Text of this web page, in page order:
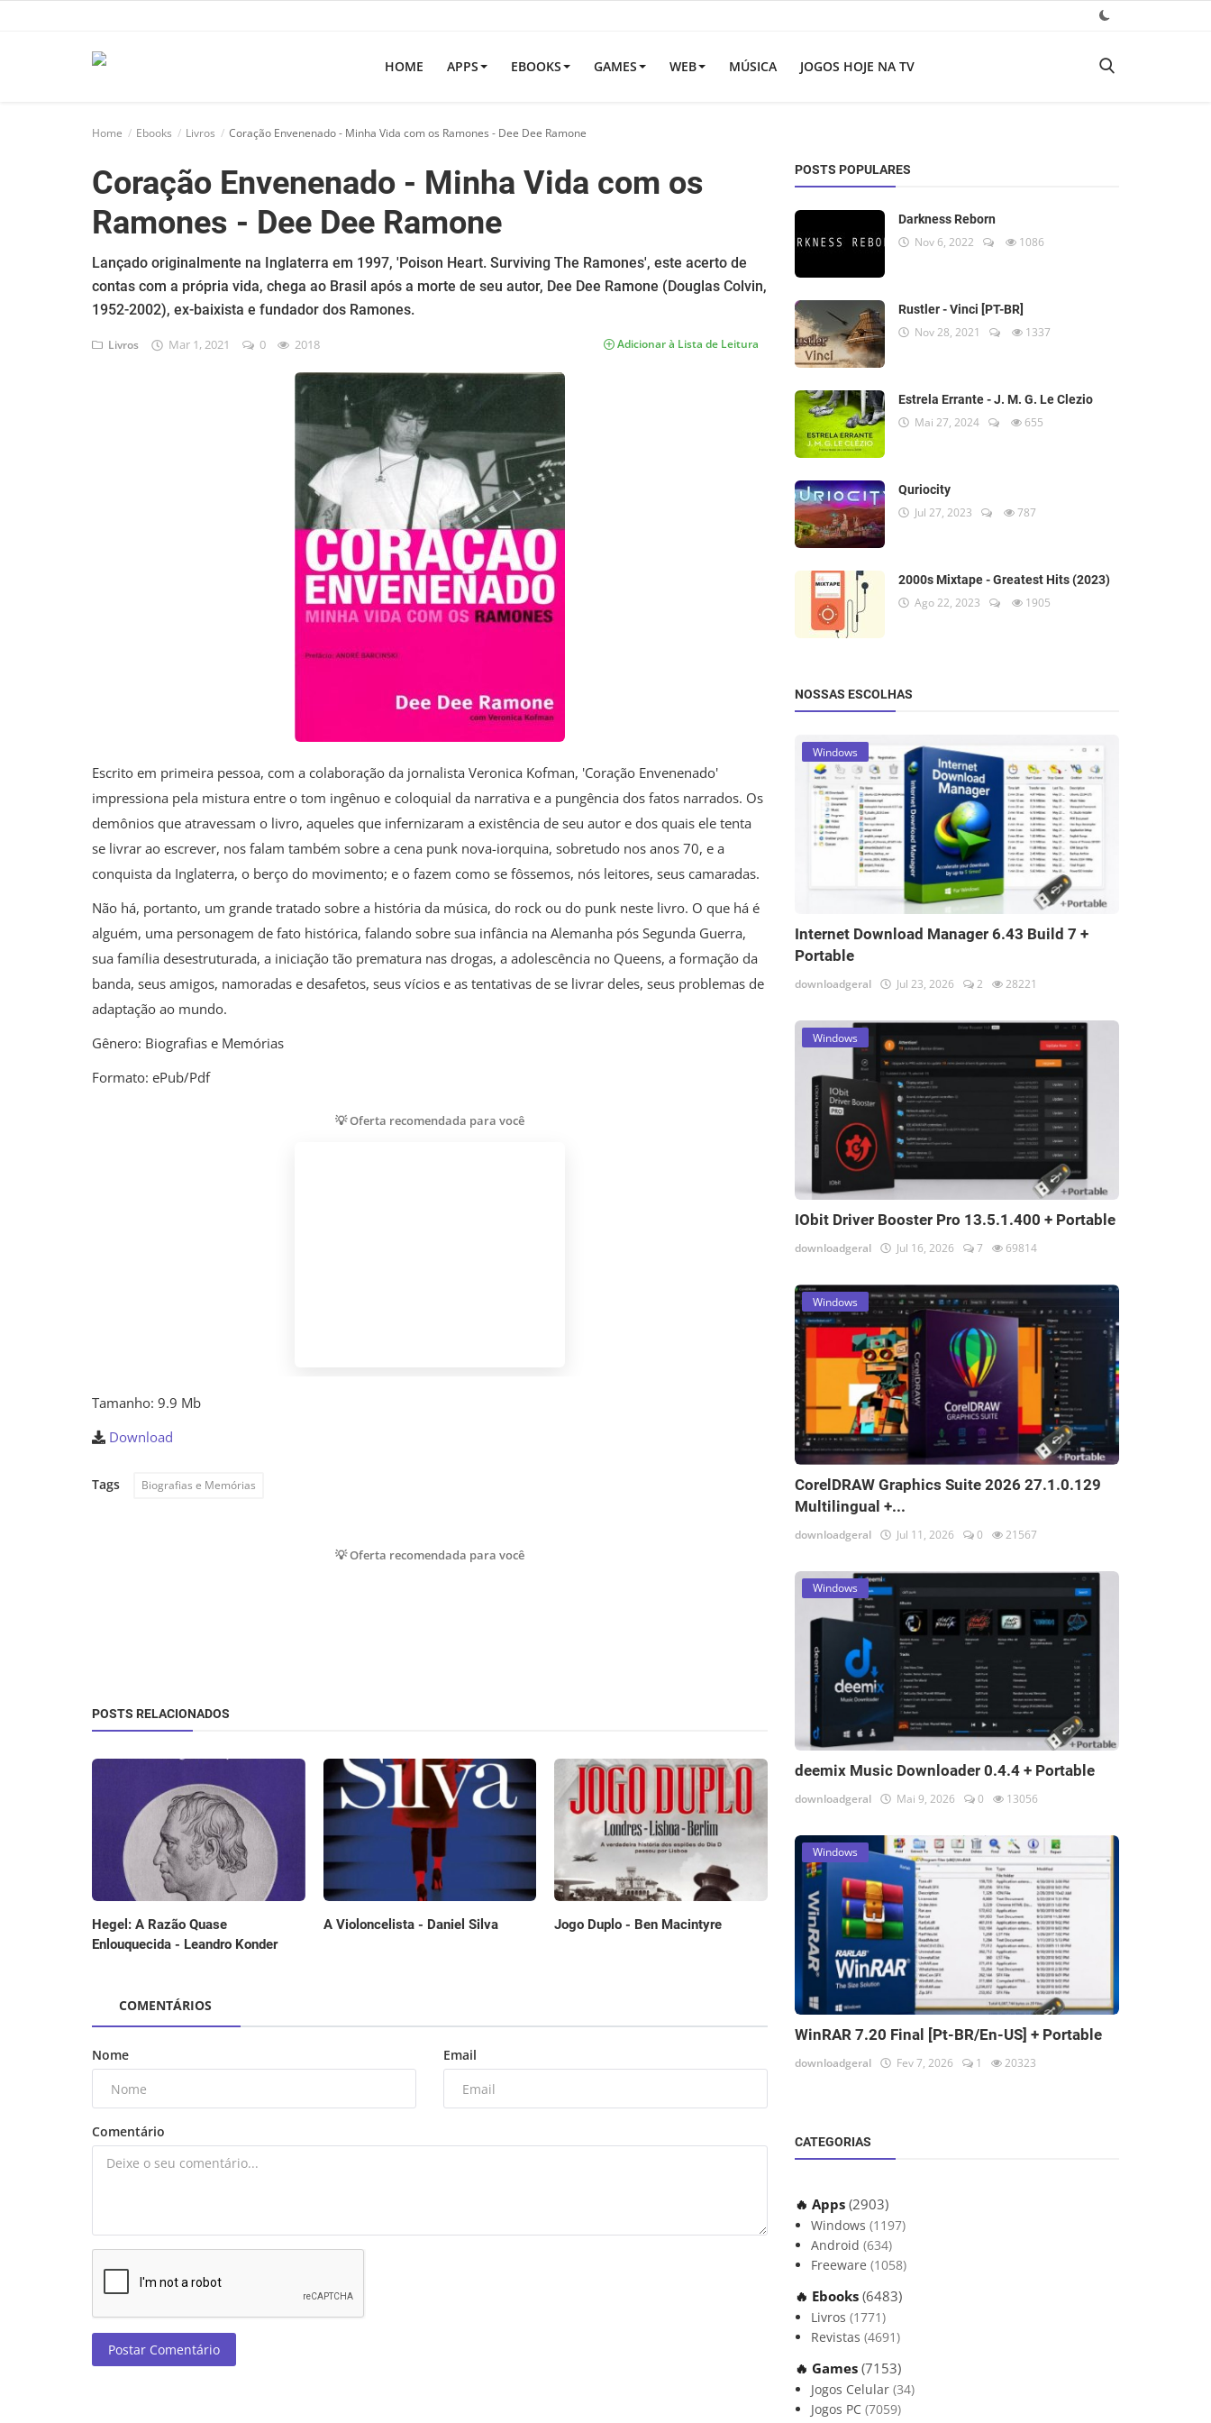
HOME APPS EBOOKS GAMES WEB MÚSICA JOGOS HOJE NA TV
Jogos hoje na TV
Home Ebooks Livros Coração Envenenado - Minha Vida com os Ramones - Dee Dee Ramone
Coração Envenenado - Minha Vida com os
Ramones - Dee Dee Ramone
Lançado originalmente na Inglaterra em 1997, 'Poison Heart. Surviving The Ramones', este acerto de
contas com a própria vida, chega ao Brasil após a morte de seu autor, Dee Dee Ramone (Douglas Colvin,
1952-2002), ex-baixista e fundador dos Ramones.
Livros Mar 1, 2021 0 2018 Adicionar à Lista de Leitura
Escrito em primeira pessoa, com a colaboração da jornalista Veronica Kofman, 'Coração Envenenado'
impressiona pela mistura entre o tom ingênuo e coloquial da narrativa e a pungência dos fatos narrados. Os
demônios que atravessam o livro, aqueles que infernizaram a existência de seu autor e dos quais ele tenta
se livrar ao escrever, nos falam também sobre a cena punk nova-iorquina, sobretudo nos anos 70, e a
conquista da Inglaterra, o berço do movimento; e o fazem como se fôssemos, nós leitores, seus camaradas.
Não há, portanto, um grande tratado sobre a história da música, do rock ou do punk neste livro. O que há é
alguém, uma personagem de fato histórica, falando sobre sua infância na Alemanha pós Segunda Guerra,
sua família desestruturada, a iniciação tão prematura nas drogas, a adolescência no Queens, a formação da
banda, seus amigos, namoradas e desafetos, seus vícios e as tentativas de se livrar deles, seus problemas de
adaptação ao mundo.
Gênero: Biografias e Memórias
Formato: ePub/Pdf
💡 Oferta recomendada para você
Tamanho: 9.9 Mb
Download
Tags Biografias e Memórias
💡 Oferta recomendada para você
POSTS RELACIONADOS
Hegel: A Razão Quase
Enlouquecida - Leandro Konder
A Violoncelista - Daniel Silva Jogo Duplo - Ben Macintyre
COMENTÁRIOS
Nome Email
Comentário
Postar Comentário
POSTS POPULARES
Darkness Reborn
Nov 6, 2022 1086
Rustler - Vinci [PT-BR]
Nov 28, 2021 1337
Estrela Errante - J. M. G. Le Clezio
Mai 27, 2024 655
Quriocity
Jul 27, 2023 787
2000s Mixtape - Greatest Hits (2023)
Ago 22, 2023 1905
NOSSAS ESCOLHAS
Windows
Internet Download Manager 6.43 Build 7 +
Portable
downloadgeral Jul 23, 2026 2 28221
Windows
IObit Driver Booster Pro 13.5.1.400 + Portable
downloadgeral Jul 16, 2026 7 69814
Windows
CorelDRAW Graphics Suite 2026 27.1.0.129
Multilingual +...
downloadgeral Jul 11, 2026 0 21567
Windows
deemix Music Downloader 0.4.4 + Portable
downloadgeral Mai 9, 2026 0 13056
Windows
WinRAR 7.20 Final [Pt-BR/En-US] + Portable
downloadgeral Fev 7, 2026 1 20323
CATEGORIAS
🔥 Apps (2903)
Windows (1197)
Android (634)
Freeware (1058)
🔥 Ebooks (6483)
Livros (1771)
Revistas (4691)
🔥 Games (7153)
Jogos Celular (34)
Jogos PC (7059)